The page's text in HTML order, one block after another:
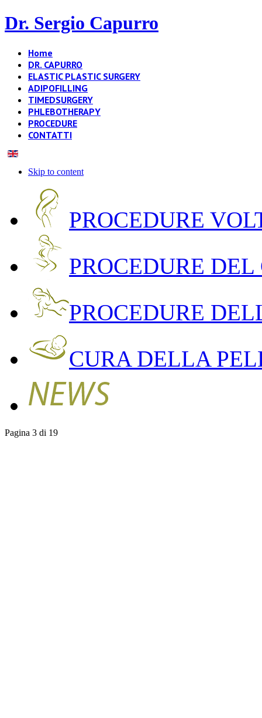
Dr. Sergio Capurro
Home
DR. CAPURRO
ELASTIC PLASTIC SURGERY
ADIPOFILLING
TIMEDSURGERY
PHLEBOTHERAPY
PROCEDURE
CONTATTI
Skip to content
PROCEDURE
PROCEDURE DEL
PROCEDURE
CURA DELLA
Pagina 3 di 19